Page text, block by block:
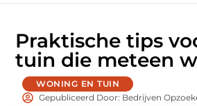
Praktische tips
tuin die meteen
WONING EN TUIN
Gepubliceerd Door: Bedrijven